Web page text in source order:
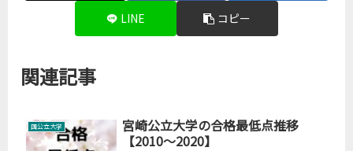
LINE コピー
関連記事
国公立大学
宮崎公立大学の合格最低点推移
【2010～2020】